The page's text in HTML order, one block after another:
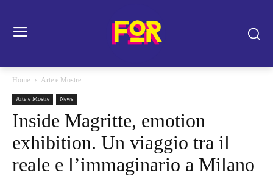
Home Arte e Mostre
Arte e Mostre News
Inside Magritte, emotion
exhibition. Un viaggio tra il
reale e l’immaginario a Milano